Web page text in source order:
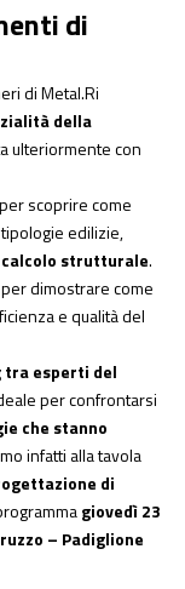
di
di Metal.Ri
della
ulteriormente con
per scoprire come
edilizie,
strutturale.
dimostrare come
e qualità del
esperti del
per confrontarsi
che stanno
infatti alla tavola
di
giovedì 23
– Padiglione